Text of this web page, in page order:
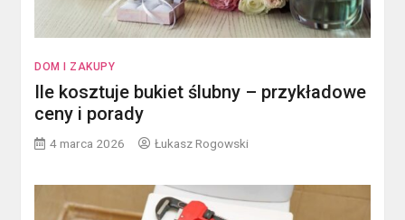
DOM I ZAKUPY
Ile kosztuje bukiet ślubny – przykładowe
ceny i porady
4 marca 2026 Łukasz Rogowski